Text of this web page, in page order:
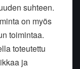
suhteen.
on myös
toimintaa.
toteutettu
ja